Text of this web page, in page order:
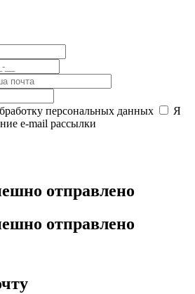
персональных данных
Я
e-mail рассылки
отправлено
отправлено